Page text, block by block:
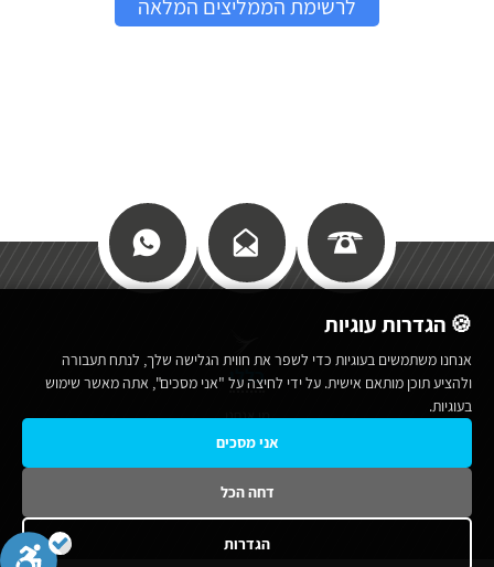
לרשימת הממליצים המלאה
כללי
מי אנחנו
תנאי שימוש באתר
🍪 הגדרות עוגיות
אנחנו משתמשים בעוגיות כדי לשפר את חווית הגלישה שלך, לנתח תעבורה
ולהציע תוכן מותאם אישית. על ידי לחיצה על "אני מסכים", אתה מאשר שימוש
בעוגיות.
אני מסכים
דחה הכל
הגדרות